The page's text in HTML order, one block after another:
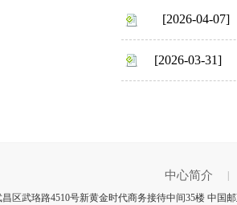
[2026-04-07]
[2026-03-31]
中心简介
区武珞路4510号新黄金时代商务接待中间35楼 中国